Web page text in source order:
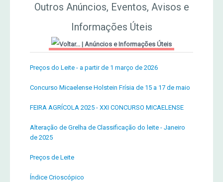
Outros Anúncios, Eventos, Avisos e
Informações Úteis
| Anúncios e Informações Úteis
Preços do Leite - a partir de 1 março de 2026
Concurso Micaelense Holstein Frísia de 15 a 17 de maio
FEIRA AGRÍCOLA 2025 - XXI CONCURSO MICAELENSE
Alteração de Grelha de Classificação do leite - Janeiro
de 2025
Preços de Leite
Índice Crioscópico